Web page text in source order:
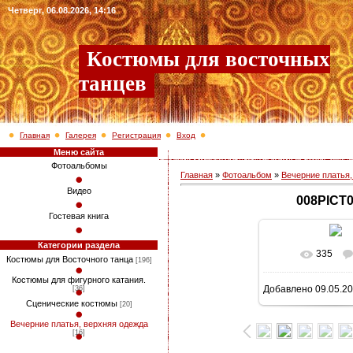
Четверг, 06.08.2026, 14:16
Костюмы для восточных
танцев
Главная Галерея Регистрация Вход
Меню сайта
Фотоальбомы
Видео
Гостевая книга
Категории раздела
Костюмы для Восточного танца [196]
Костюмы для фигурного катания.
[36]
Сценические костюмы [20]
Вечерние платья, верхняя одежда
[16]
Главная » Фотоальбом » Вечерние
В
768x1024/
335
Добавлено